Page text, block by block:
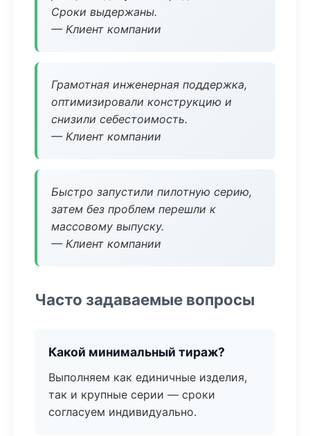
Сроки выдержаны.
— Клиент компании
Грамотная инженерная поддержка,
оптимизировали конструкцию и
снизили себестоимость.
— Клиент компании
Быстро запустили пилотную серию,
затем без проблем перешли к
массовому выпуску.
— Клиент компании
Часто задаваемые вопросы
Какой минимальный тираж?
Выполняем как единичные изделия,
так и крупные серии — сроки
согласуем индивидуально.